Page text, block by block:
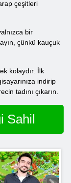
çeşitleri
bir
çünkü kauçuk
kolaydır. İlk
indirip
tadını çıkarın.
Sahil